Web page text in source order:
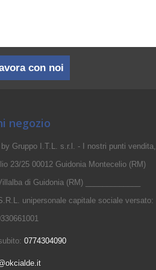
con noi
negozio
Gruppo I.T.L. s.r.l. - I nostri punti vendita,
23/25 00012 Guidonia Montecelio (RM)
di Guidonia (RM) _____________
unipersonale capitale sociale versato:
0774304090